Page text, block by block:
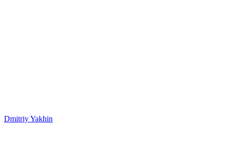
Dmitriy Yakhin